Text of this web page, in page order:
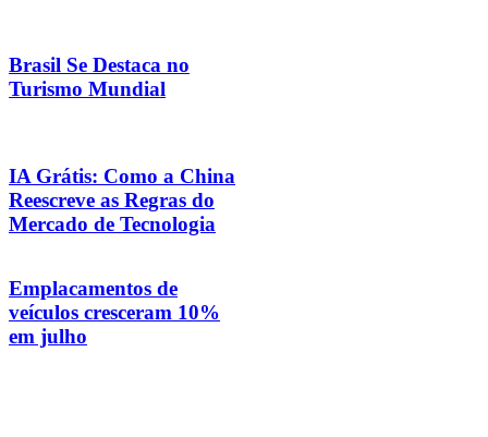
Brasil Se Destaca no
Turismo Mundial
IA Grátis: Como a China
Reescreve as Regras do
Mercado de Tecnologia
Emplacamentos de
veículos cresceram 10%
em julho